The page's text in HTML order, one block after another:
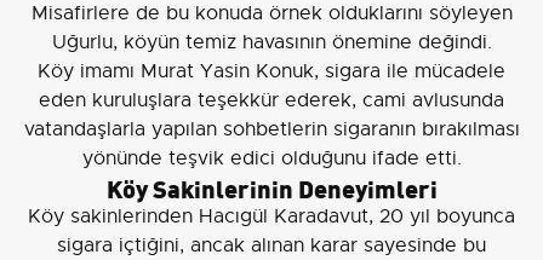
Misafirlere de bu konuda örnek olduklarını söyleyen
Uğurlu, köyün temiz havasının önemine değindi.
Köy imamı Murat Yasin Konuk, sigara ile mücadele
eden kuruluşlara teşekkür ederek, cami avlusunda
vatandaşlarla yapılan sohbetlerin sigaranın bırakılması
yönünde teşvik edici olduğunu ifade etti.
Köy Sakinlerinin Deneyimleri
Köy sakinlerinden Hacıgül Karadavut, 20 yıl boyunca
sigara içtiğini, ancak alınan karar sayesinde bu